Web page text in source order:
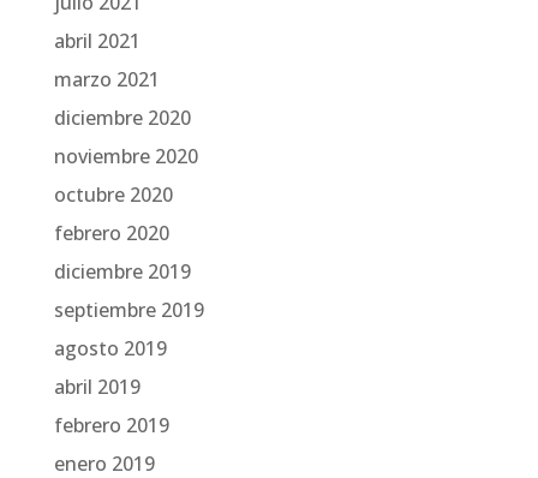
abril 2021
marzo 2021
diciembre 2020
noviembre 2020
octubre 2020
febrero 2020
diciembre 2019
septiembre 2019
agosto 2019
abril 2019
febrero 2019
enero 2019